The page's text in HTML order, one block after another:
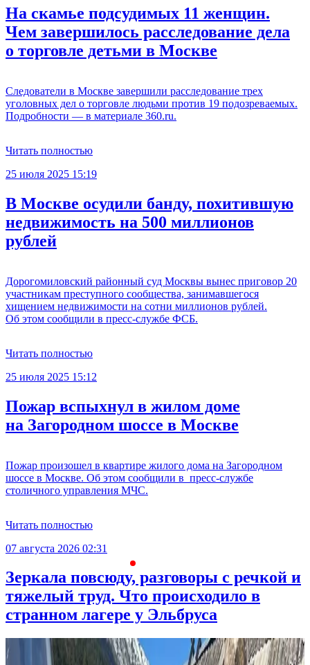
На скамье подсудимых 11 женщин.
Чем завершилось расследование дела
о торговле детьми в Москве
Следователи в Москве завершили расследование трех
уголовных дел о торговле людьми против 19 подозреваемых.
Подробности — в материале 360.ru.
Читать полностью
25 июля 2025 15:19
В Москве осудили банду, похитившую
недвижимость на 500 миллионов
рублей
Дорогомиловский районный суд Москвы вынес приговор 20
участникам преступного сообщества, занимавшегося
хищением недвижимости на сотни миллионов рублей.
Об этом сообщили в пресс-службе ФСБ.
Читать полностью
25 июля 2025 15:12
Пожар вспыхнул в жилом доме
на Загородном шоссе в Москве
Пожар произошел в квартире жилого дома на Загородном
шоссе в Москве. Об этом сообщили в пресс-службе
столичного управления МЧС.
Читать полностью
07 августа 2026 02:31
Зеркала повсюду, разговоры с речкой и
тяжелый труд. Что происходило в
странном лагере у Эльбруса